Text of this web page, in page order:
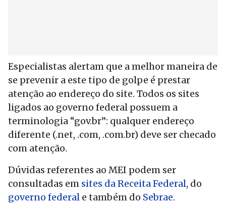
Especialistas alertam que a melhor maneira de
se prevenir a este tipo de golpe é prestar
atenção ao endereço do site. Todos os sites
ligados ao governo federal possuem a
terminologia “gov.br”: qualquer endereço
diferente (.net, .com, .com.br) deve ser checado
com atenção.
Dúvidas referentes ao MEI podem ser
consultadas em sites da Receita Federal, do
governo federal e também do Sebrae.